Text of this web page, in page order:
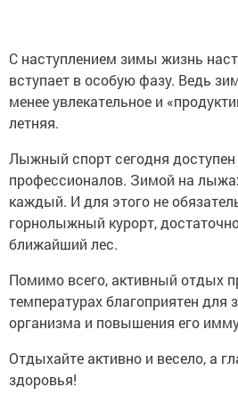
С наступлением зимы жизнь
вступает в особую фазу. Ведь
менее увлекательное и
летняя.
Лыжный спорт сегодня доступен
профессионалов. Зимой на
каждый. И для этого не
горнолыжный курорт,
ближайший лес.
Помимо всего, активный отдых
температурах благоприятен для
организма и повышения его
Отдыхайте активно и весело, а
здоровья!